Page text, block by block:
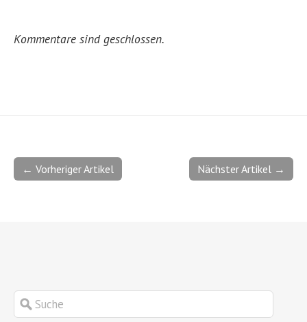
Kommentare sind geschlossen.
Nächster Artikel →
← Vorheriger Artikel